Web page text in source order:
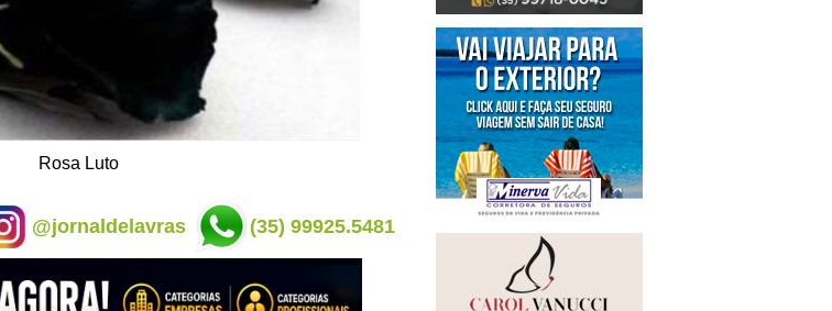
Rosa Luto
@jornaldelavras (35) 99925.5481